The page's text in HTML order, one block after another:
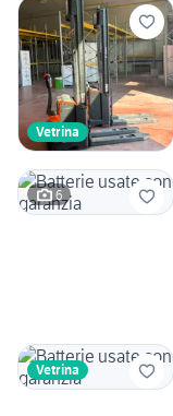
Vetrina
6
Vetrina